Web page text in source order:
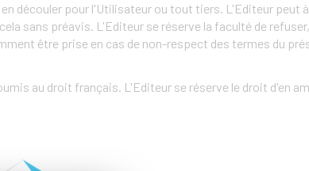
découler pour l'Utilisateur ou tout tiers. L'Editeur
sans préavis. L'Editeur se réserve la faculté de
être prise en cas de non-respect des termes du
au droit français. L'Editeur se réserve le droit d'en